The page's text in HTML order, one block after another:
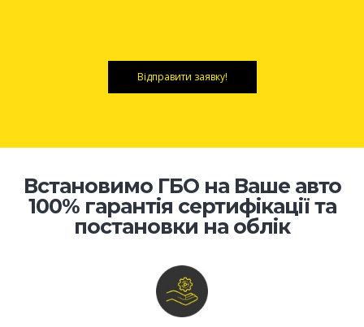
Відправити заявку!
Встановимо ГБО на Ваше авто
100% гарантія сертифікації та
постановки на облік